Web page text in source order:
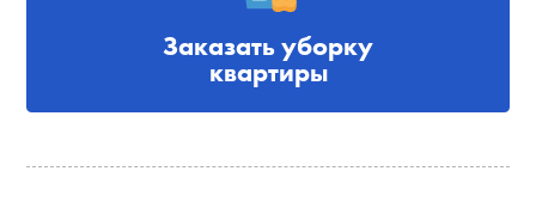
Заказать уборку
квартиры